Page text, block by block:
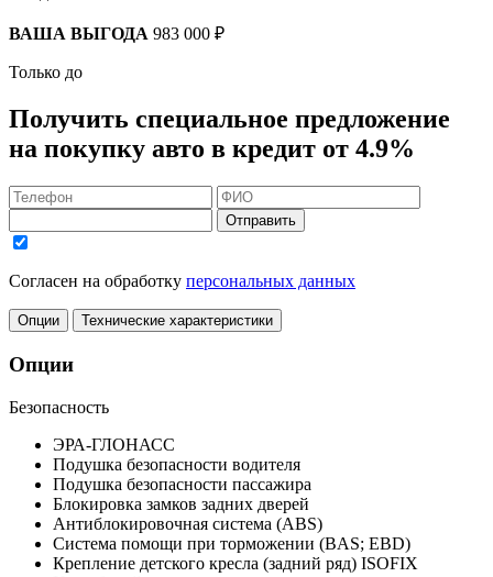
ВАША ВЫГОДА 983 000 ₽
Только до
Получить специальное предложение
на покупку авто в кредит от 4.9%
Отправить
Согласен на обработку персональных данных
Опции Технические характеристики
Опции
Безопасность
ЭРА-ГЛОНАСС
Подушка безопасности водителя
Подушка безопасности пассажира
Блокировка замков задних дверей
Антиблокировочная система (ABS)
Система помощи при торможении (BAS; EBD)
Крепление детского кресла (задний ряд) ISOFIX